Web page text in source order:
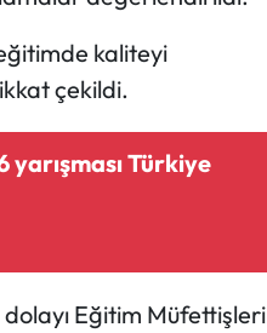
kaliteyi
çekildi.
yarışması Türkiye
Eğitim Müfettişleri